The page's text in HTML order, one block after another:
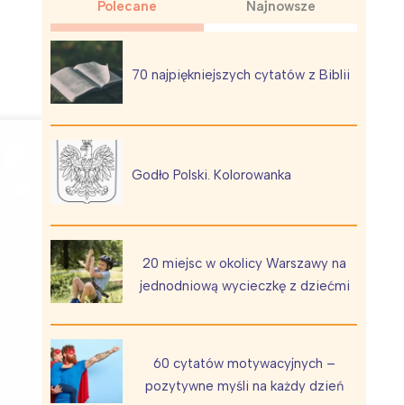
Polecane Najnowsze
70 najpiękniejszych cytatów z Biblii
Godło Polski. Kolorowanka
20 miejsc w okolicy Warszawy na
jednodniową wycieczkę z dziećmi
60 cytatów motywacyjnych –
pozytywne myśli na każdy dzień